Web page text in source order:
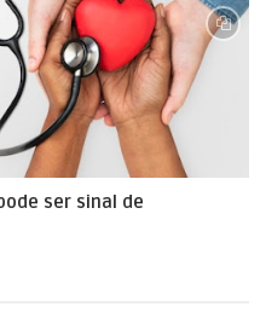
ser sinal de